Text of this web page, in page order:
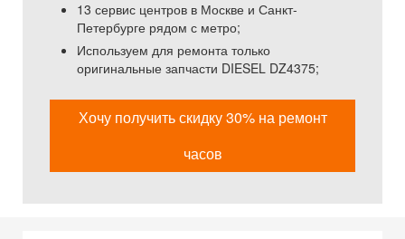
13 сервис центров в Москве и Санкт-
Петербурге рядом с метро;
Используем для ремонта только
оригинальные запчасти DIESEL DZ4375;
Хочу получить скидку 30% на ремонт
часов